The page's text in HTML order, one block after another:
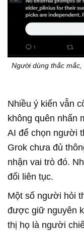
Người dùng thắc
Nhiều ý kiến vẫn
không quên nhấn
AI để chọn người
Grok chưa đủ
nhận vai trò đó.
đổi liên tục.
Một số người hỏi
được giữ nguyên
thị họ là người